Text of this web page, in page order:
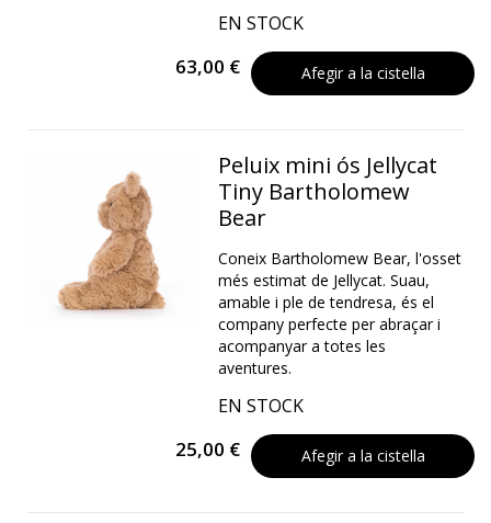
EN STOCK
63,00 € Afegir a la cistella
Peluix mini ós Jellycat
Tiny Bartholomew
Bear
Coneix Bartholomew Bear, l'osset
més estimat de Jellycat. Suau,
amable i ple de tendresa, és el
company perfecte per abraçar i
acompanyar a totes les
aventures.
EN STOCK
25,00 € Afegir a la cistella